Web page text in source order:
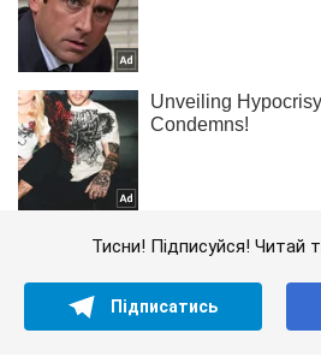
Тисни! Підписуйся! Читай
Підписатись